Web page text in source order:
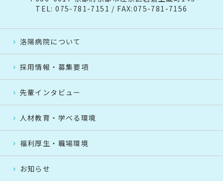
TEL: 075-781-7151 / FAX:075-781-7156
洛陽病院について
採用情報・募集要項
先輩インタビュー
人材教育・学べる環境
福利厚生・職場環境
お知らせ